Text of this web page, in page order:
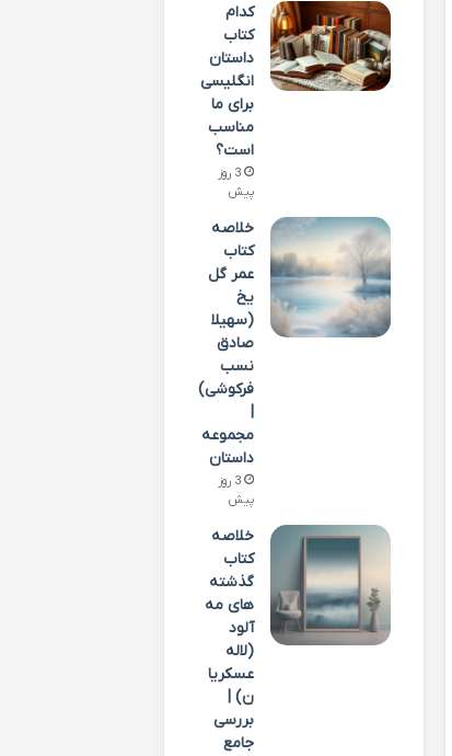
کدام
کتاب
داستان
انگلیسی
برای ما
مناسب
است؟
3 روز
پیش
خلاصه
کتاب
عمر گل
یخ
(سهیلا
صادق
نسب
فرکوشی)
|
مجموعه
داستان
3 روز
پیش
خلاصه
کتاب
گذشته
های مه
آلود
(لاله
عسکریا
ن) |
بررسی
جامع